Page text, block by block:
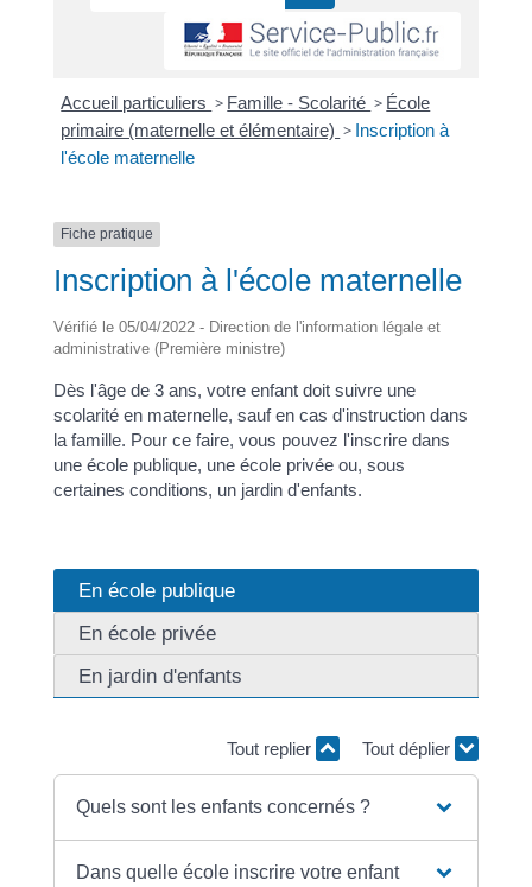
Accueil particuliers > Famille - Scolarité > École
primaire (maternelle et élémentaire) > Inscription à
l'école maternelle
Fiche pratique
Inscription à l'école maternelle
Vérifié le 05/04/2022 - Direction de l'information légale et
administrative (Première ministre)
Dès l'âge de 3 ans, votre enfant doit suivre une
scolarité en maternelle, sauf en cas d'instruction dans
la famille. Pour ce faire, vous pouvez l'inscrire dans
une école publique, une école privée ou, sous
certaines conditions, un jardin d'enfants.
En école publique
En école privée
En jardin d'enfants
Tout replier Tout déplier
Quels sont les enfants concernés ?
Dans quelle école inscrire votre enfant